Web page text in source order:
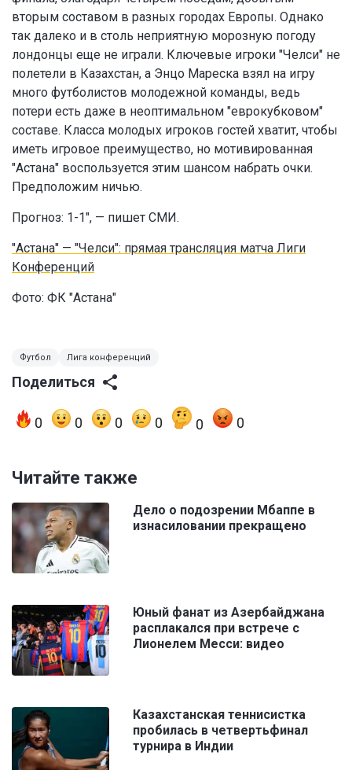
вторым составом в разных городах Европы. Однако
так далеко и в столь неприятную морозную погоду
лондонцы еще не играли. Ключевые игроки "Челси" не
полетели в Казахстан, а Энцо Мареска взял на игру
много футболистов молодежной команды, ведь
потери есть даже в неоптимальном "еврокубковом"
составе. Класса молодых игроков гостей хватит, чтобы
иметь игровое преимущество, но мотивированная
"Астана" воспользуется этим шансом набрать очки.
Предположим ничью.
Прогноз: 1-1", — пишет СМИ.
"Астана" — "Челси": прямая трансляция матча Лиги
Конференций
Фото: ФК "Астана"
Футбол Лига конференций
Поделиться
0 0 0 0 0 0
Читайте также
Дело о подозрении Мбаппе в
изнасиловании прекращено
Юный фанат из Азербайджана
расплакался при встрече с
Лионелем Месси: видео
Казахстанская теннисистка
пробилась в четвертьфинал
турнира в Индии